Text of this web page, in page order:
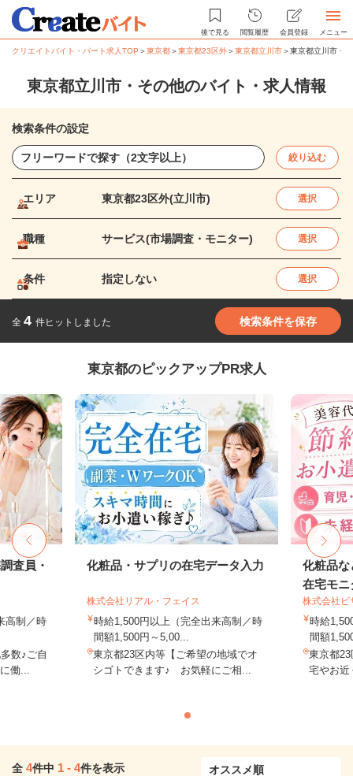
後で見る 閲覧履歴 会員登録 メニュー
クリエイトバイト・パート求人TOP ＞東京都＞東京都23区外＞東京都立川市＞東京都立川市・
東京都立川市・その他のバイト・求人情報
検索条件の設定
絞り込む
エリア 東京都23区外(立川市) 選択
職種 サービス(市場調査・モニター) 選択
条件 指定しない 選択
全 4 件ヒットしました 検索条件を保存
東京都のピックアップPR求人
査員・
高制／時
数♪ご自
働...
化粧品・サプリの在宅データ入力
株式会社リアル・フェイス
時給1,500円以上（完全出来高制／時
間額1,500円～5,00...
東京都23区内等【ご希望の地域でオ
シゴトできます♪ お気軽にご相...
化粧品な
在宅モニ
株式会社ビ
時給
間額
東京都
宅やお近
全 4件中 1 - 4件を表示